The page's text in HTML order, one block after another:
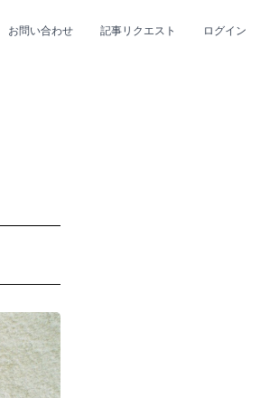
お問い合わせ 記事リクエスト ログイン